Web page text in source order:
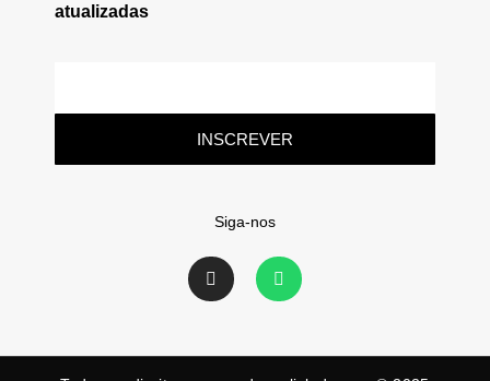
atualizadas
INSCREVER
Siga-nos